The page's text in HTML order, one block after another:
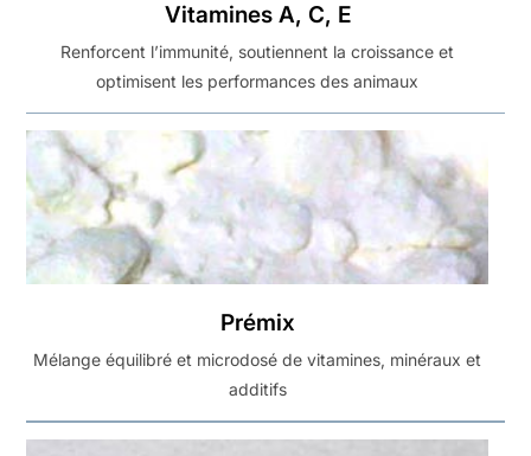
Vitamines A, C, E
Renforcent l’immunité, soutiennent la croissance et
optimisent les performances des animaux
Prémix
Mélange équilibré et microdosé de vitamines, minéraux et
additifs